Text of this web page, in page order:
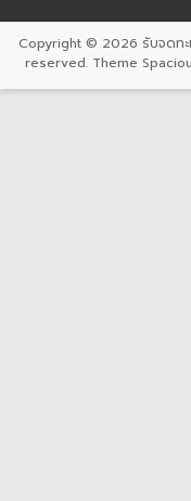
Copyright © 2026 รับจดท
reserved. Theme